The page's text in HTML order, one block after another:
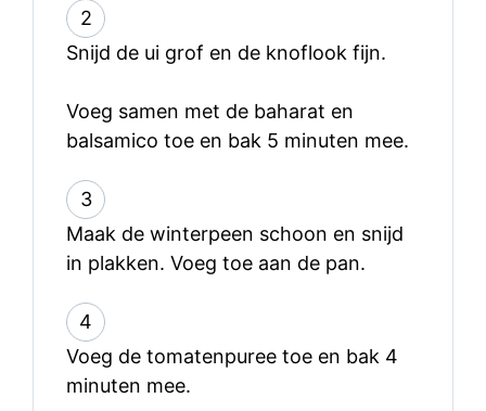
2
Snijd de ui grof en de knoflook fijn.
Voeg samen met de baharat en
balsamico toe en bak 5 minuten mee.
3
Maak de winterpeen schoon en snijd
in plakken. Voeg toe aan de pan.
4
Voeg de tomatenpuree toe en bak 4
minuten mee.